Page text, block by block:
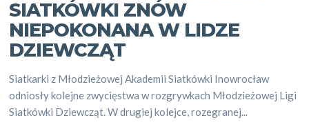
SIATKÓWKI ZNÓW
NIEPOKONANA W LIDZE
DZIEWCZĄT
Siatkarki z Młodzieżowej Akademii Siatkówki Inowrocław
odniosły kolejne zwycięstwa w rozgrywkach Młodzieżowej Ligi
Siatkówki Dziewcząt. W drugiej kolejce, rozegranej...